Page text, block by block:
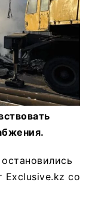
Exclusive.kz со